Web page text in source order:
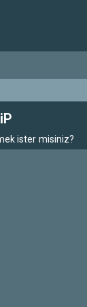
ister misiniz?